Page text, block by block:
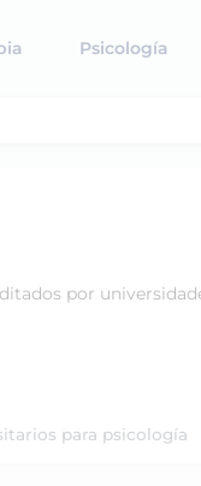
Psicología
por
para psicología